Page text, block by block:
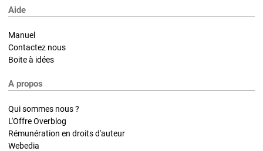
Aide
Manuel
Contactez nous
Boite à idées
A propos
Qui sommes nous ?
L'Offre Overblog
Rémunération en droits d'auteur
Webedia